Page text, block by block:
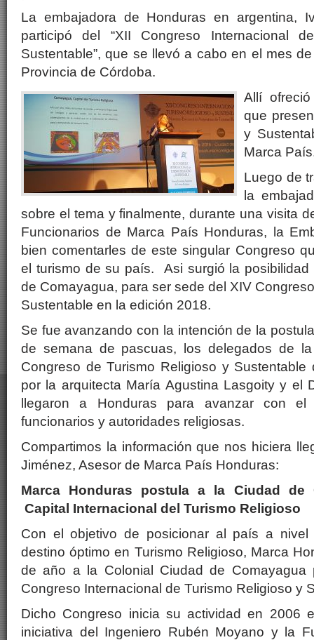
La embajadora de Honduras en argentina,
participó del “XII Congreso Internacional
Sustentable”, que se llevó a cabo en el mes
Provincia de Córdoba.
Allí
que
y
Marca
Luego de
la
sobre el tema y finalmente, durante una visita
Funcionarios de Marca País Honduras, la
bien comentarles de este singular Congreso
el turismo de su país. Asi surgió la
de Comayagua, para ser sede del XIV
Sustentable en la edición 2018.
Se fue avanzando con la intención de la
de semana de pascuas, los delegados de
Congreso de Turismo Religioso y Sustentable
por la arquitecta María Agustina Lasgoity y el
llegaron a Honduras para avanzar con
funcionarios y autoridades religiosas.
Compartimos la información que nos hiciera
Jiménez, Asesor de Marca País Honduras:
Marca Honduras postula a la Ciudad de
Capital Internacional del Turismo Religioso
Con el objetivo de posicionar al país a nivel
destino óptimo en Turismo Religioso, Marca
de año a la Colonial Ciudad de
Congreso Internacional de Turismo Religioso y
Dicho Congreso inicia su actividad en 2006
iniciativa del Ingeniero Rubén Moyano y la